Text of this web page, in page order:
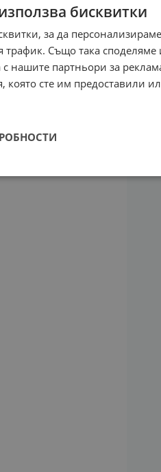
бисквитки
за да
Също така
с нашите партньори за
която сте им предоставили